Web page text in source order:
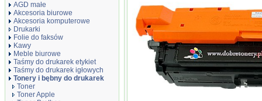
AGD małe
Akcesoria biurowe
Akcesoria komputerowe
Drukarki
Folie do faksów
Kawy
Meble biurowe
Taśmy do drukarek etykiet
Taśmy do drukarek igłowych
Tonery i bębny do drukarek
Toner
Toner Apple